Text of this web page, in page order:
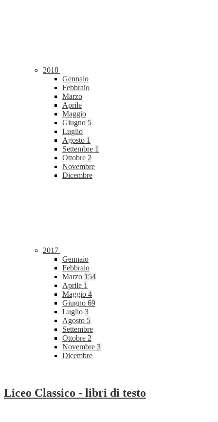
2018
Gennaio
Febbraio
Marzo
Aprile
Maggio
Giugno 5
Luglio
Agosto 1
Settembre 1
Ottobre 2
Novembre
Dicembre
2017
Gennaio
Febbraio
Marzo 154
Aprile 1
Maggio 4
Giugno 69
Luglio 3
Agosto 5
Settembre
Ottobre 2
Novembre 3
Dicembre
Liceo Classico - libri di testo